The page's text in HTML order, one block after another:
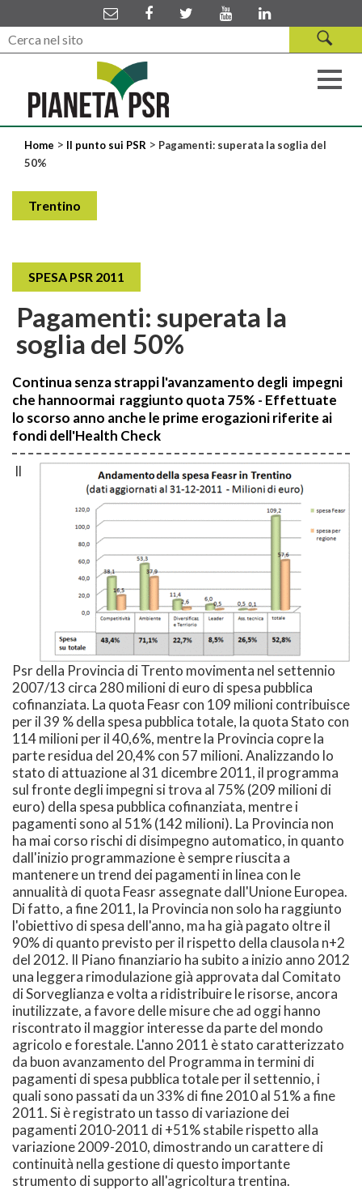
Home > Il punto sui PSR > Pagamenti: superata la soglia del
50%
Trentino
SPESA PSR 2011
Pagamenti: superata la
soglia del 50%
Continua senza strappi l'avanzamento degli impegni
che hannoormai raggiunto quota 75% - Effettuate
lo scorso anno anche le prime erogazioni riferite ai
fondi dell'Health Check
Il
Psr della Provincia di Trento movimenta nel settennio
2007/13 circa 280 milioni di euro di spesa pubblica
cofinanziata. La quota Feasr con 109 milioni contribuisce
per il 39 % della spesa pubblica totale, la quota Stato con
114 milioni per il 40,6%, mentre la Provincia copre la
parte residua del 20,4% con 57 milioni. Analizzando lo
stato di attuazione al 31 dicembre 2011, il programma
sul fronte degli impegni si trova al 75% (209 milioni di
euro) della spesa pubblica cofinanziata, mentre i
pagamenti sono al 51% (142 milioni). La Provincia non
ha mai corso rischi di disimpegno automatico, in quanto
dall'inizio programmazione è sempre riuscita a
mantenere un trend dei pagamenti in linea con le
annualità di quota Feasr assegnate dall'Unione Europea.
Di fatto, a fine 2011, la Provincia non solo ha raggiunto
l'obiettivo di spesa dell'anno, ma ha già pagato oltre il
90% di quanto previsto per il rispetto della clausola n+2
del 2012. Il Piano finanziario ha subito a inizio anno 2012
una leggera rimodulazione già approvata dal Comitato
di Sorveglianza e volta a ridistribuire le risorse, ancora
inutilizzate, a favore delle misure che ad oggi hanno
riscontrato il maggior interesse da parte del mondo
agricolo e forestale. L'anno 2011 è stato caratterizzato
da buon avanzamento del Programma in termini di
pagamenti di spesa pubblica totale per il settennio, i
quali sono passati da un 33% di fine 2010 al 51% a fine
2011. Si è registrato un tasso di variazione dei
pagamenti 2010-2011 di +51% stabile rispetto alla
variazione 2009-2010, dimostrando un carattere di
continuità nella gestione di questo importante
strumento di supporto all'agricoltura trentina.